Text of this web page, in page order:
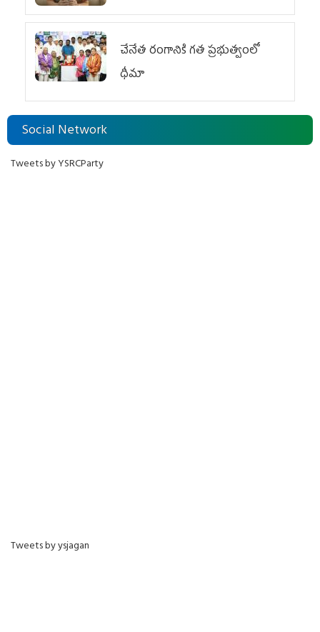
చేనేత రంగానికి గత ప్రభుత్వంలో
ధీమా
Social Network
Tweets by YSRCParty
Tweets by ysjagan